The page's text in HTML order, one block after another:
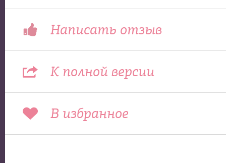
Написать отзыв
К полной версии
В избранное